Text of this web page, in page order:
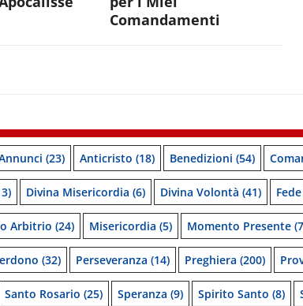
Comandamenti
(23) Anticristo (18) Benedizioni (54)
Divina Misericordia (6) Divina Volontà (41) Fede
Arbitrio (24) Misericordia (5) Momento Presente
(32) Perseveranza (14) Preghiera (200)
Santo Rosario (25) Speranza (9) Spirito Santo (8)